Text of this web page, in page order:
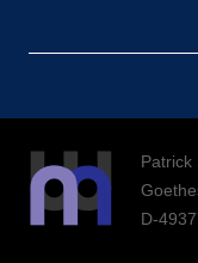
Patrick
D-